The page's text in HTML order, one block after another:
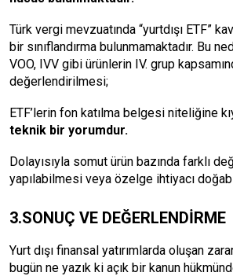
Türk vergi mevzuatında “yurtdışı ETF”
bir sınıflandırma bulunmamaktadır. Bu
VOO, IVV gibi ürünlerin IV. grup
değerlendirilmesi;
ETF’lerin fon katılma belgesi niteliğine
teknik bir yorumdur.
Dolayısıyla somut ürün bazında farklı
yapılabilmesi veya özelge ihtiyacı
3.SONUÇ VE DEĞERLENDİRME
Yurt dışı finansal yatırımlarda oluşan
bugün ne yazık ki açık bir kanun